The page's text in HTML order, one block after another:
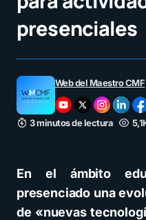
presenciales
Web del Maestro CMF
3 minutos de lectura
En el ámbito
presenciado una
de «nuevas